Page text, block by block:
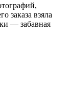
заказа взяла
— забавная